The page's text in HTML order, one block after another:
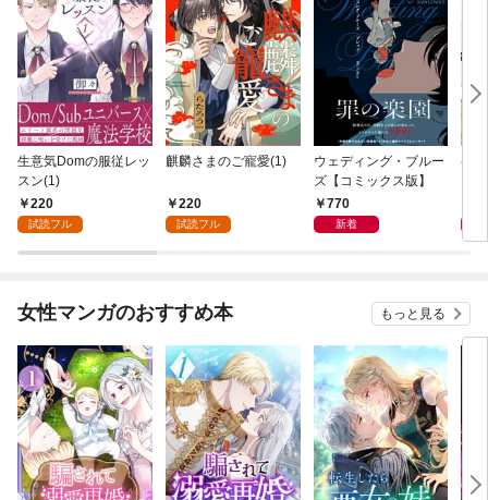
生意気Domの服従レッ
スン(1)
220
試読フル
麒麟さまのご寵愛(1)
220
試読フル
ウェディング・ブルー
ズ【コミックス版】
770
新着
ペ
女性マンガのおすすめ本 もっと見る